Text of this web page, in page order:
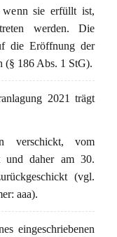
wenn sie erfüllt ist,
werden. Die
die Eröffnung der
(§ 186 Abs. 1 StG).
2021 trägt
verschickt, vom
und daher am 30.
(vgl.
aaa).
eingeschriebenen